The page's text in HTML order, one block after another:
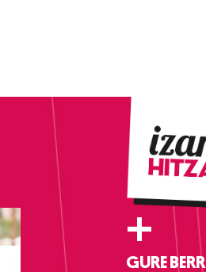
+
GURE BERRI